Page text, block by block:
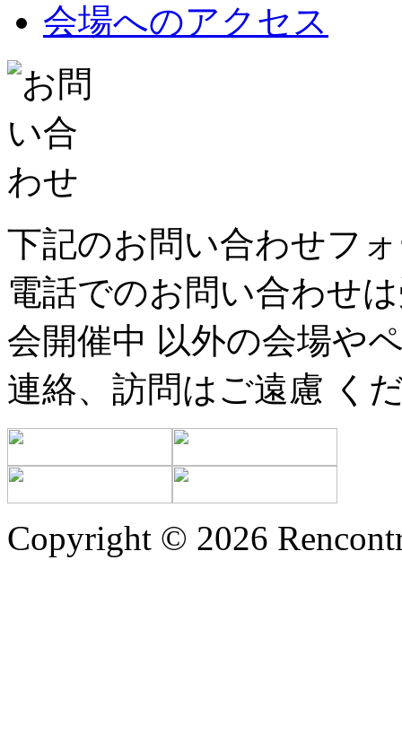
会場へのアクセス
下記のお問い合わせフ
電話でのお問い合わせ
会開催中 以外の会場や
連絡、訪問はご遠慮 く
Copyright © 2026